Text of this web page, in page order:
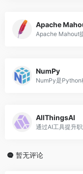
Apache
NumPy
AllThingsAI
通过AI工具提升
暂无评论